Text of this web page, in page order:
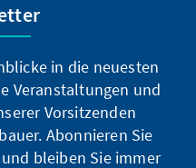
in die neuesten
Veranstaltungen und
Vorsitzenden
Abonnieren Sie
bleiben Sie immer